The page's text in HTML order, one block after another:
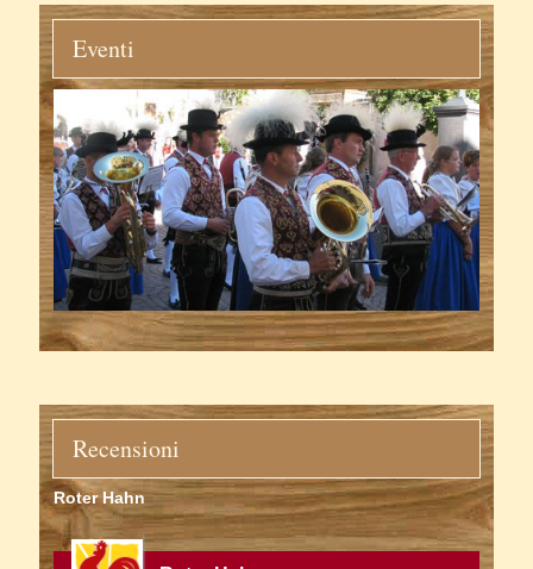
Eventi
Recensioni
Roter Hahn